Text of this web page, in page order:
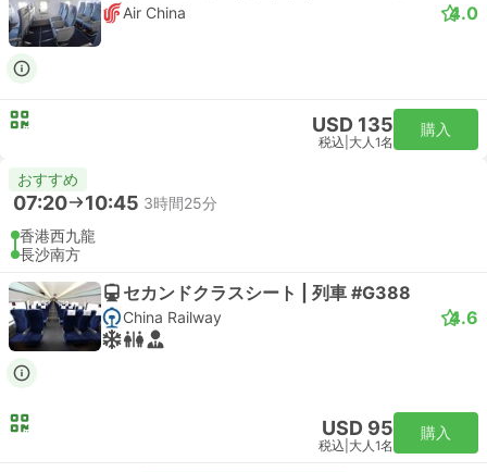
Air China 4.0
USD 135
税込 大人1名
購入
おすすめ
07:20 10:45 3時間25分
香港西九龍
長沙南方
セカンドクラスシート | 列車 #G388
China Railway 4.6
USD 95
税込 大人1名
購入